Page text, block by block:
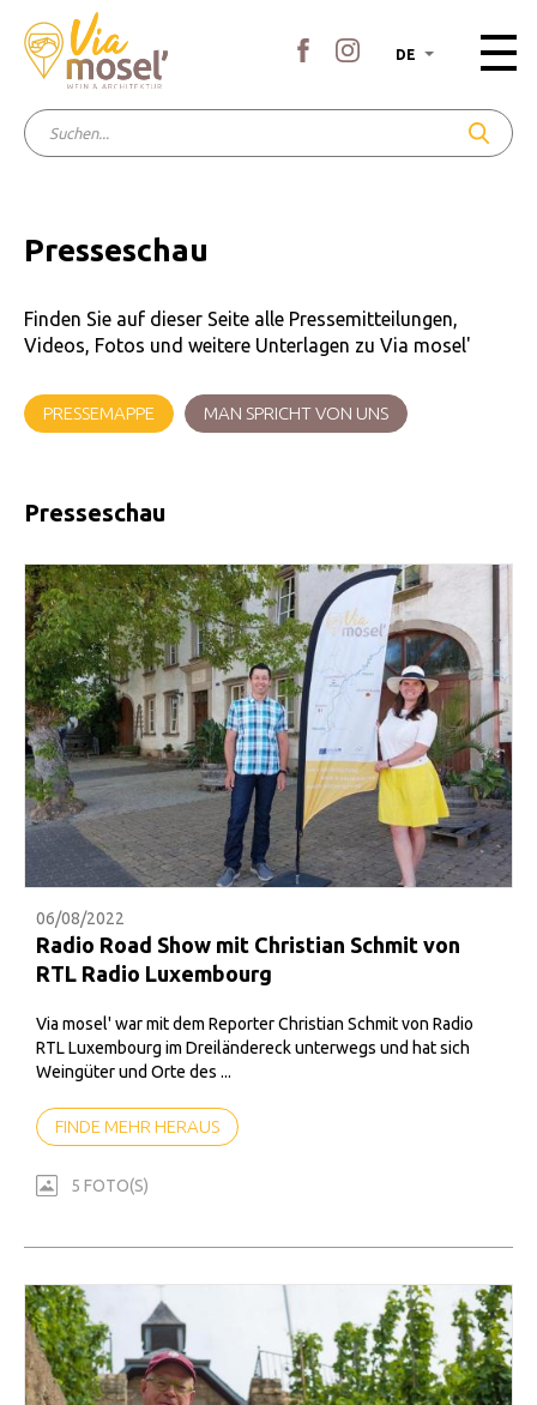
DE
Presseschau
Finden Sie auf dieser Seite alle Pressemitteilungen,
Videos, Fotos und weitere Unterlagen zu Via mosel'
PRESSEMAPPE MAN SPRICHT VON UNS
Presseschau
06/08/2022
Radio Road Show mit Christian Schmit von
RTL Radio Luxembourg
Via mosel' war mit dem Reporter Christian Schmit von Radio
RTL Luxembourg im Dreiländereck unterwegs und hat sich
Weingüter und Orte des ...
FINDE MEHR HERAUS
5 FOTO(S)